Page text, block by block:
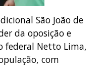
São João de
da oposição e
federal Netto Lima,
com